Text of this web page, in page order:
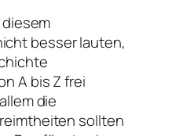
besser lauten,
A bis Z frei
die
sollten